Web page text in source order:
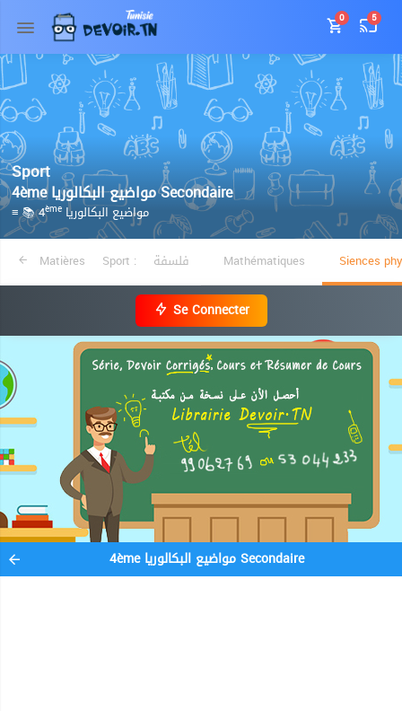
0 5
Sport
4ème مواضيع البكالوريا Secondaire
≡ 📚 4ème مواضيع البكالوريا
Matières Sport : فلسفة Mathématiques Siences
Se Connecter
4ème مواضيع البكالوريا Secondaire